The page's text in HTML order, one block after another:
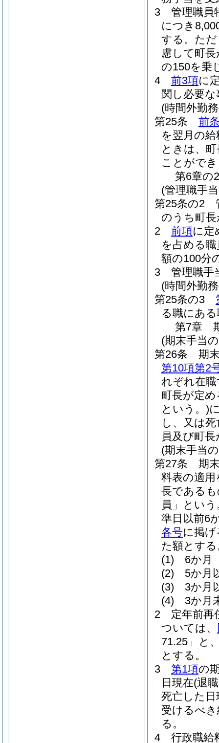
3
管理職員
につき
する。 た
慮して町
の150を乗
4
前3項に
関し必要
(時間外勤
第25条
前
を翌月の
ときは、
ことがで
第6章の2
(管理職手
第25条の2
のうち町
2
前項に定
を占める
額の100分
3
管理職手
(時間外勤
第25条の3
る職にあ
第7章
(期末手当
第26条
期
第10項第2
れぞれ在
町長が定め
という。)
し、又は
員及び町
(期末手当
第27条
期
料表の適
長である
員」という
準日以前6
各号に掲
た額とす
(1)
6か月
(2)
5か月
(3)
3か月
(4)
3か月
2
定年前再
ついては、
71.25」と
とする。
3
第1項の
日現在(退
死亡した日
受けるべ
る。
4
行政職給